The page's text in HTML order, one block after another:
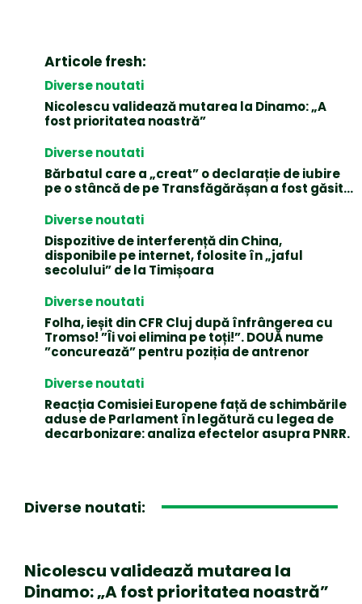
Articole fresh:
Diverse noutati
Nicolescu validează mutarea la Dinamo: „A
fost prioritatea noastră”
Diverse noutati
Bărbatul care a „creat” o declarație de iubire
pe o stâncă de pe Transfăgărășan a fost găsit…
Diverse noutati
Dispozitive de interferență din China,
disponibile pe internet, folosite în „jaful
secolului” de la Timișoara
Diverse noutati
Folha, ieșit din CFR Cluj după înfrângerea cu
Tromso! ”Îi voi elimina pe toți!”. DOUĂ nume
”concurează” pentru poziția de antrenor
Diverse noutati
Reacția Comisiei Europene față de schimbările
aduse de Parlament în legătură cu legea de
decarbonizare: analiza efectelor asupra PNRR.
Diverse noutati:
Nicolescu validează mutarea la
Dinamo: „A fost prioritatea noastră”